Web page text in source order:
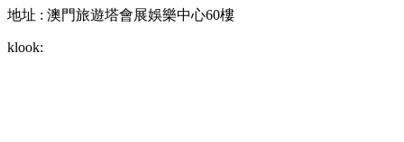
地址 : 澳門旅遊塔會展娛樂中心60樓
klook: